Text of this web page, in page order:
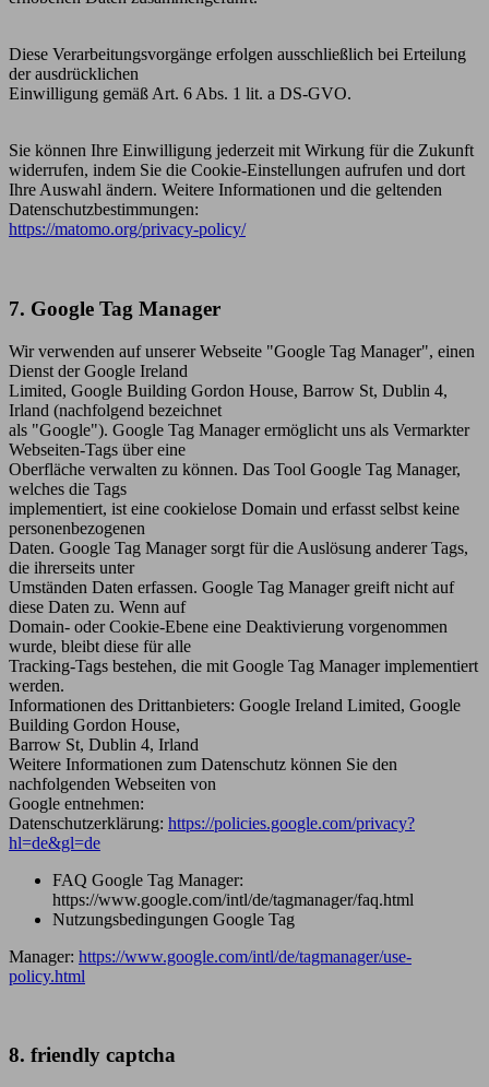
Diese Verarbeitungsvorgänge erfolgen ausschließlich bei Erteilung
der ausdrücklichen
Einwilligung gemäß Art. 6 Abs. 1 lit. a DS-GVO.
Sie können Ihre Einwilligung jederzeit mit Wirkung für die Zukunft
widerrufen, indem Sie die Cookie-Einstellungen aufrufen und dort
Ihre Auswahl ändern. Weitere Informationen und die geltenden
Datenschutzbestimmungen:
https://matomo.org/privacy-policy/
7. Google Tag Manager
Wir verwenden auf unserer Webseite "Google Tag Manager", einen
Dienst der Google Ireland
Limited, Google Building Gordon House, Barrow St, Dublin 4,
Irland (nachfolgend bezeichnet
als "Google"). Google Tag Manager ermöglicht uns als Vermarkter
Webseiten-Tags über eine
Oberfläche verwalten zu können. Das Tool Google Tag Manager,
welches die Tags
implementiert, ist eine cookielose Domain und erfasst selbst keine
personenbezogenen
Daten. Google Tag Manager sorgt für die Auslösung anderer Tags,
die ihrerseits unter
Umständen Daten erfassen. Google Tag Manager greift nicht auf
diese Daten zu. Wenn auf
Domain- oder Cookie-Ebene eine Deaktivierung vorgenommen
wurde, bleibt diese für alle
Tracking-Tags bestehen, die mit Google Tag Manager implementiert
werden.
Informationen des Drittanbieters: Google Ireland Limited, Google
Building Gordon House,
Barrow St, Dublin 4, Irland
Weitere Informationen zum Datenschutz können Sie den
nachfolgenden Webseiten von
Google entnehmen:
Datenschutzerklärung: https://policies.google.com/privacy?
hl=de&gl=de
FAQ Google Tag Manager:
https://www.google.com/intl/de/tagmanager/faq.html
Nutzungsbedingungen Google Tag
Manager: https://www.google.com/intl/de/tagmanager/use-
policy.html
8. friendly captcha